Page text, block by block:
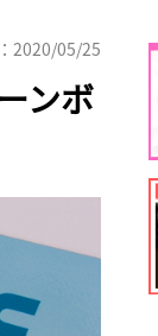
2020/05/25
ンボ